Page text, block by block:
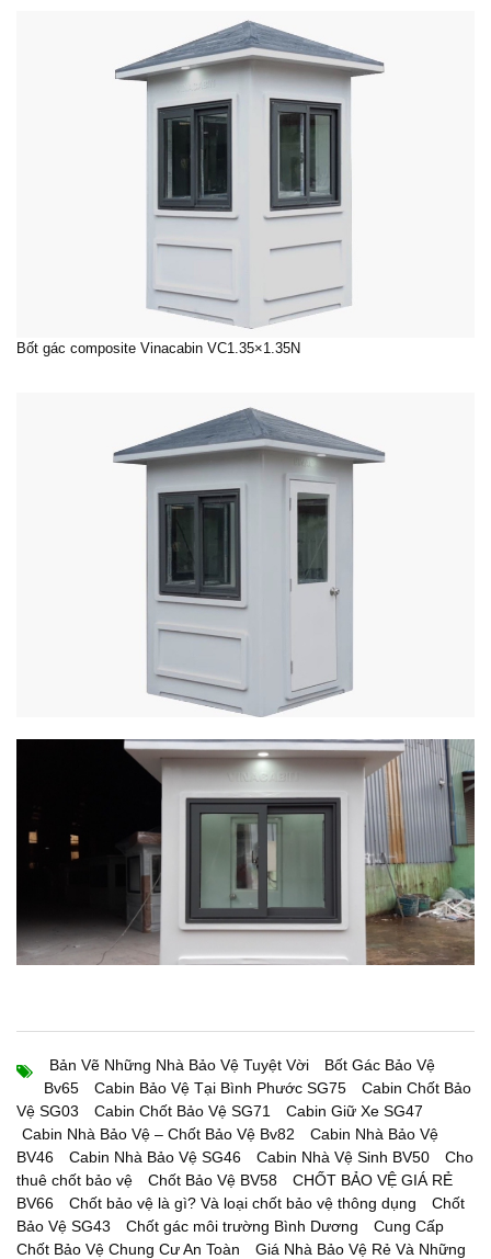
Bốt gác composite Vinacabin VC1.35×1.35N
Bản Vẽ Những Nhà Bảo Vệ Tuyệt Vời
Bốt Gác Bảo Vệ
Bv65
Cabin Bảo Vệ Tại Bình Phước SG75
Cabin Chốt Bảo
Vệ SG03
Cabin Chốt Bảo Vệ SG71
Cabin Giữ Xe SG47
Cabin Nhà Bảo Vệ – Chốt Bảo Vệ Bv82
Cabin Nhà Bảo Vệ
BV46
Cabin Nhà Bảo Vệ SG46 Cabin Nhà Vệ Sinh BV50
Cho
thuê chốt bảo vệ
Chốt Bảo Vệ BV58
CHỐT BẢO VỆ GIÁ RẺ
BV66
Chốt bảo vệ là gì? Và loại chốt bảo vệ thông dụng
Chốt
Bảo Vệ SG43
Chốt gác môi trường Bình Dương
Cung Cấp
Chốt Bảo Vệ Chung Cư An Toàn
Giá Nhà Bảo Vệ Rẻ Và Những